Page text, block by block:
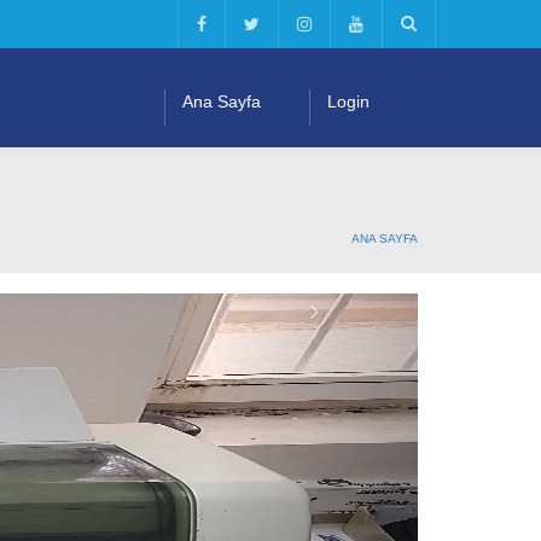
Ana Sayfa Login
ANA SAYFA